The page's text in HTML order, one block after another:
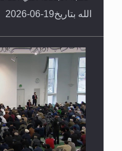
الله بتاريخ19-06-2026